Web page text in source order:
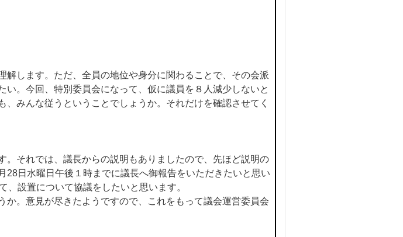
します。ただ、全員の地位や身分に関わることで、その会派
。今回、特別委員会になって、仮に議員を８人減少しないと
みんな従うということでしょうか。それだけを確認させてく
それでは、議長からの説明もありましたので、先ほど説明の
日水曜日午後１時までに議長へ御報告をいただきたいと思い
、設置について協議をしたいと思います。
。意見が尽きたようですので、これをもって議会運営委員会